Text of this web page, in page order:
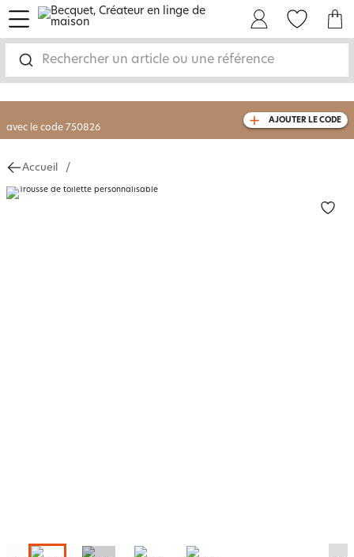
Rechercher un article ou une référence
menu
-30% sur votre commandedès 2 articles
livraison GRATUITEdès 110€ d'achat
AJOUTER LE CODE
Accueil